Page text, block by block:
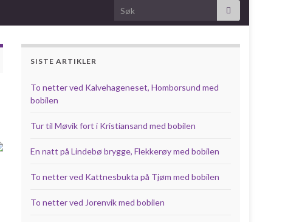
Search for:
SISTE ARTIKLER
To netter ved Kalvehageneset, Homborsund med
bobilen
Tur til Møvik fort i Kristiansand med bobilen
En natt på Lindebø brygge, Flekkerøy med bobilen
To netter ved Kattnesbukta på Tjøm med bobilen
To netter ved Jorenvik med bobilen